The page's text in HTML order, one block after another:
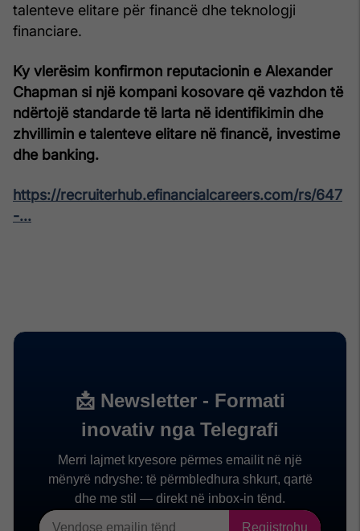
talenteve elitare për financë dhe teknologji
financiare.
Ky vlerësim konfirmon reputacionin e Alexander
Chapman si një kompani kosovare që vazhdon të
ndërtojë standarde të larta në identifikimin dhe
zhvillimin e talenteve elitare në financë, investime
dhe banking.
https://recruiterhub.efinancialcareers.com/rs/647
-...